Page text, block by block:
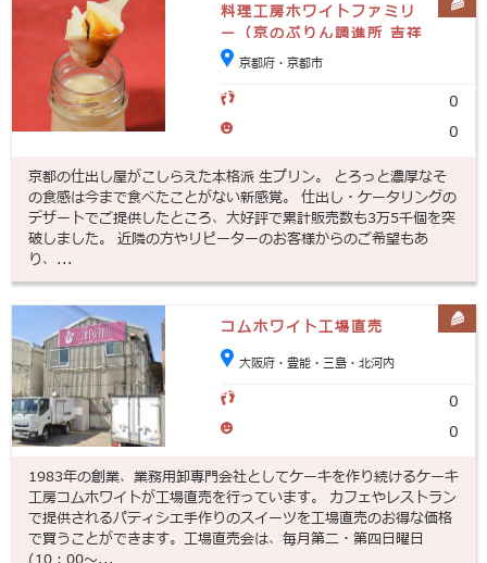
料理工房ホワイトファミリ
ー（京のぷりん調進所 吉祥
院本店工房）
京都府・京都市
0
0
京都の仕出し屋がこしらえた本格派 生プリン。 とろっと濃厚なそ
の食感は今まで食べたことがない新感覚。 仕出し・ケータリングの
デザートでご提供したところ、大好評で累計販売数も3万5千個を突
破しました。 近隣の方やリピーターのお客様からのご希望もあ
り、...
コムホワイト工場直売
大阪府・豊能・三島・北河内
0
0
1983年の創業、業務用卸専門会社としてケーキを作り続けるケーキ
工房コムホワイトが工場直売を行っています。 カフェやレストラン
で提供されるパティシエ手作りのスイーツを工場直売のお得な価格
で買うことができます。工場直売会は、毎月第二・第四日曜日